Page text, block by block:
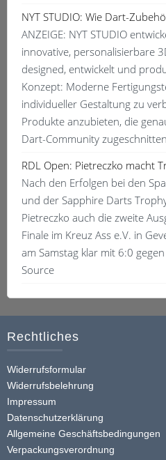
NYT STUDIO: Wie Dart-
ANZEIGE: NYT STUDIO
innovative, personalisierbare
designed, entwickelt und
Konzept: Moderne
individueller Gestaltung zu
Produkte anzubieten, die
Dart-Community
RDL Open: Pietreczko macht
Nach den Erfolgen bei den
und der Sapphire Darts
Pietreczko auch die zweite
Finale im Kreuz Ass e.V. in
am Samstag klar mit 6:0
Source
Rechtliches
Widerrufsformular
Widerrufsbelehrung
Impressum
Datenschutzerklärung
Allgemeine Geschäftsbedingungen
Verpackungsverordnung